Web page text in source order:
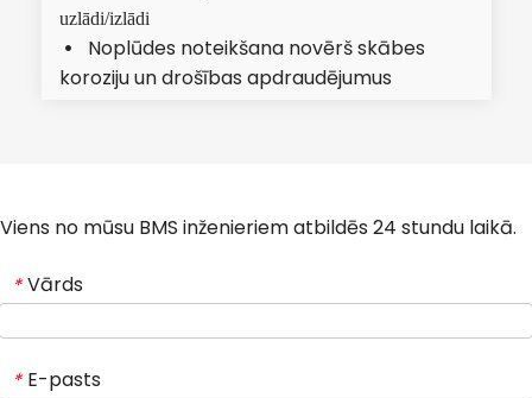
uzlādi/izlādi
 Noplūdes noteikšana novērš skābes
koroziju un drošības apdraudējumus
Viens no mūsu BMS inženieriem atbildēs 24 stundu laikā.
* Vārds
* E-pasts